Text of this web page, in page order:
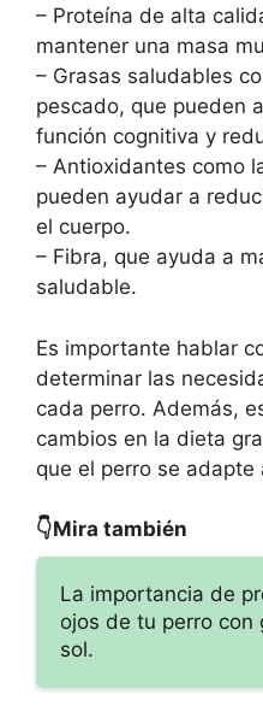
– Proteína de alta
mantener una masa
– Grasas saludables
pescado, que pueden
función cognitiva y
– Antioxidantes como
pueden ayudar a
el cuerpo.
– Fibra, que ayuda a
saludable.
Es importante hablar
determinar las
cada perro. Además,
cambios en la dieta
que el perro se adapte
👇Mira también
La importancia de
ojos de tu perro con
sol.